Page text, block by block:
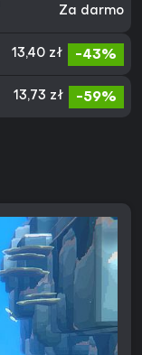
Za darmo
13,40 zł -43%
13,73 zł -59%